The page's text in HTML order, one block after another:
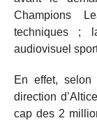
Champions
techniques ;
audiovisuel
En effet, selon
direction
cap des 2